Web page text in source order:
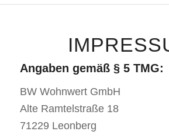
Angaben gemäß § 5 TMG:
BW Wohnwert GmbH
Alte Ramtelstraße 18
71229 Leonberg